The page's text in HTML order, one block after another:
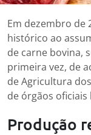
Em dezembro de
histórico ao
de carne bovina,
primeira vez, de
de Agricultura
de órgãos
Produção